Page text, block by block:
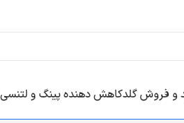
و فروش گلدکاهش دهنده پینگ و لتنسی